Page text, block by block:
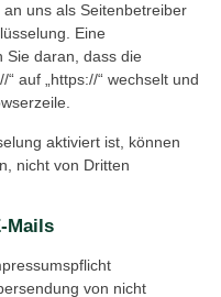
uns als Seitenbetreiber
Eine
Sie daran, dass die
auf „https://“ wechselt und
aktiviert ist, können
nicht von Dritten
Mails
von nicht